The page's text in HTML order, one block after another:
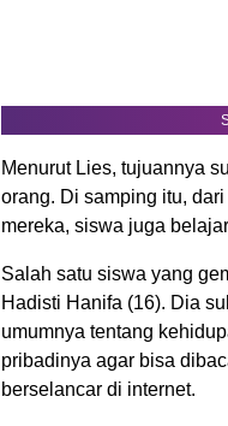
Menurut Lies, tujuannya
orang. Di samping itu,
mereka, siswa juga
Salah satu siswa yang
Hadisti Hanifa (16). Dia
umumnya tentang
pribadinya agar bisa
berselancar di internet.